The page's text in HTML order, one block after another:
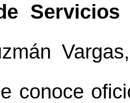
conoce